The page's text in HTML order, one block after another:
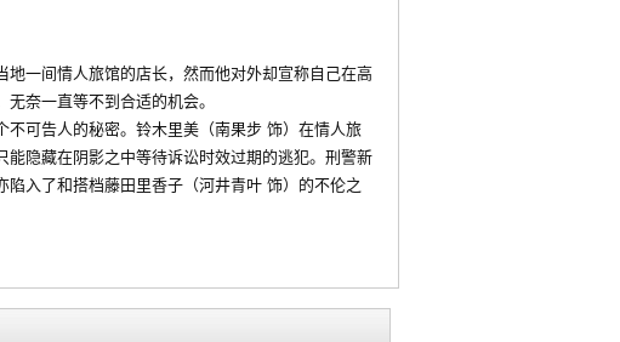
一间情人旅馆的店长，然而他对外却宣称自己在高
奈一直等不到合适的机会。
可告人的秘密。铃木里美（南果步 饰）在情人旅
隐藏在阴影之中等待诉讼时效过期的逃犯。刑警新
入了和搭档藤田里香子（河井青叶 饰）的不伦之